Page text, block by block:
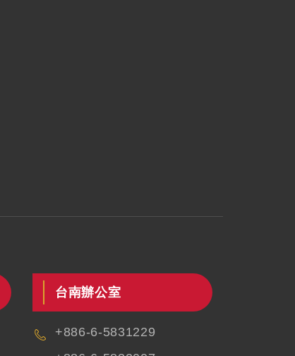
台南辦公室
+886-6-5831229